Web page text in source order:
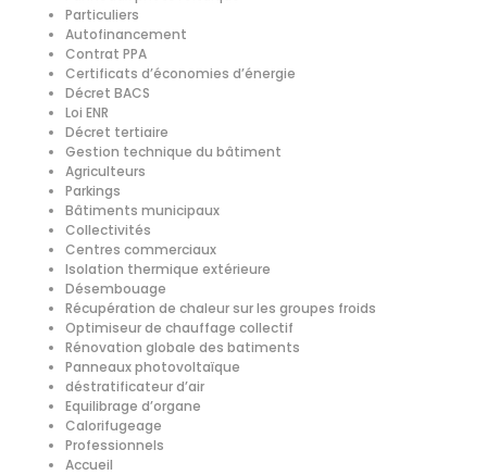
Particuliers
Autofinancement
Contrat PPA
Certificats d’économies d’énergie
Décret BACS
Loi ENR
Décret tertiaire
Gestion technique du bâtiment
Agriculteurs
Parkings
Bâtiments municipaux
Collectivités
Centres commerciaux
Isolation thermique extérieure
Désembouage
Récupération de chaleur sur les groupes froids
Optimiseur de chauffage collectif
Rénovation globale des batiments
Panneaux photovoltaïque
déstratificateur d’air
Equilibrage d’organe
Calorifugeage
Professionnels
Accueil